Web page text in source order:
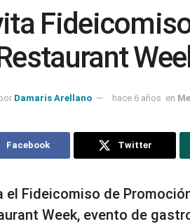
Damaris Arellano hace 6 años en
Facebook Twitter
el Fideicomiso de
Week, evento de